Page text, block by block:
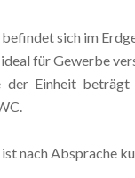
sich im
für Gewerbe
der Einheit
ist nach Absprache